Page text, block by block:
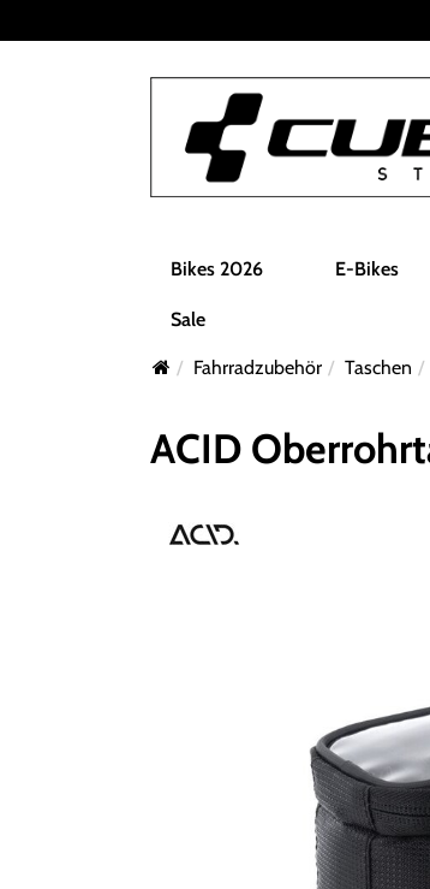
Bikes 2026 E-Bikes
Sale
Fahrradzubehör Taschen
ACID